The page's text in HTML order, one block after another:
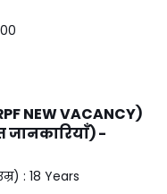
NEW VACANCY)
जानकारियाँ) -
: 18 Years